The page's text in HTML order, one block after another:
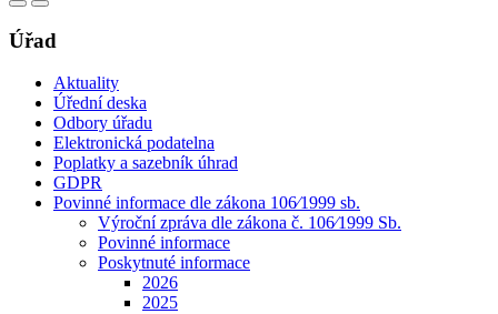
Úřad
Aktuality
Úřední deska
Odbory úřadu
Elektronická podatelna
Poplatky a sazebník úhrad
GDPR
Povinné informace dle zákona 106⁄1999 sb.
Výroční zpráva dle zákona č. 106⁄1999 Sb.
Povinné informace
Poskytnuté informace
2026
2025